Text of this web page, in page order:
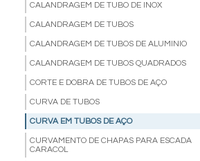
CALANDRAGEM DE TUBO DE INOX
CALANDRAGEM DE TUBOS
CALANDRAGEM DE TUBOS DE ALUMINIO
CALANDRAGEM DE TUBOS QUADRADOS
CORTE E DOBRA DE TUBOS DE AÇO
CURVA DE TUBOS
CURVA EM TUBOS DE AÇO
CURVAMENTO DE CHAPAS PARA ESCADA
CARACOL